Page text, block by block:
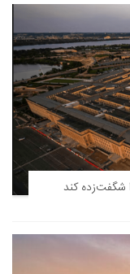
شگفت‌زده کند